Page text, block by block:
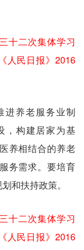
十二次集体学习
人民日报》2016
进养老服务业制
，构建居家为基
养相结合的养老
务需求。要培育
和扶持政策。
十二次集体学习
人民日报》2016